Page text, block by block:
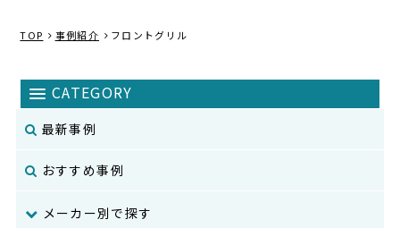
TOP 事例紹介 フロントグリル
最新事例
おすすめ事例
メーカー別で探す